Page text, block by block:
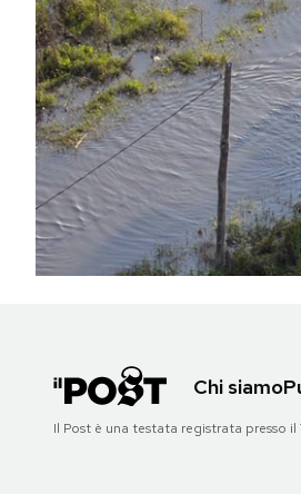
PODCAST
NEWSLETTER
I MIEI PREFERITI
SHOP
AREA PERSONALE
Chi siamo
Il Post è una testata registrata presso